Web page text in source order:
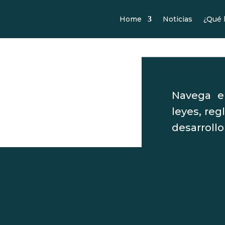
Home Noticias ¿Qué
Navega
leyes,